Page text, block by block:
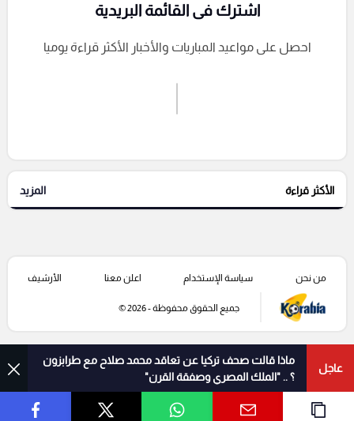
إرسال تعليق
التعليقات السابقة
اشترك فى القائمة البريدية
احصل على مواعيد المباريات والأخبار الأكثر قراءة يوميا
الأكثر قراءة المزيد
عاجل
ماذا قالت صحف تركيا عن تعاقد محمد صلاح مع طرابزون
؟ .. "الملك المصري وصفقة القرن"
من نحن سياسة الإستخدام اعلن معنا الأرشيف
جميع الحقوق محفوظة - 2026 ©